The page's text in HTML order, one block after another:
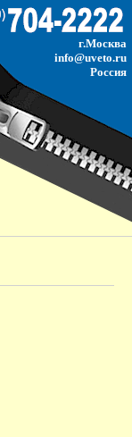
г.Москва
info@uveto.ru
Россия